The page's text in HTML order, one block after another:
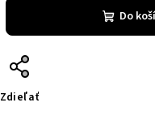
Do
Zdieľať